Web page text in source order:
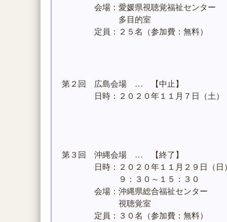
会場：愛媛県視聴覚福祉センター
多目的室
定員：２５名（参加費：無料）
第２回 広島会場 … 【中止】
日時：２０２０年１１月７日（土）
第３回 沖縄会場 … 【終了】
日時：２０２０年１１月２９日（日
９：３０～１５：３０
会場：沖縄県総合福祉センター
視聴覚室
定員：３０名（参加費：無料）